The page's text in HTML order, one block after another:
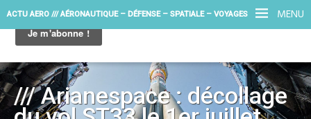
MENU
ACTU AERO /// AÉRONAUTIQUE – DÉFENSE – SPATIALE – VOYAGES
/// Arianespace : décollage